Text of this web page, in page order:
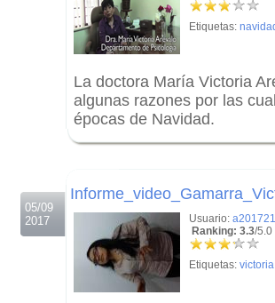
Etiquetas:
La doctora María Victoria
algunas razones por las
épocas de Navidad.
05/09
2017
Usuario:
Ranking: 3.3/5.0
Etiquetas: victoria